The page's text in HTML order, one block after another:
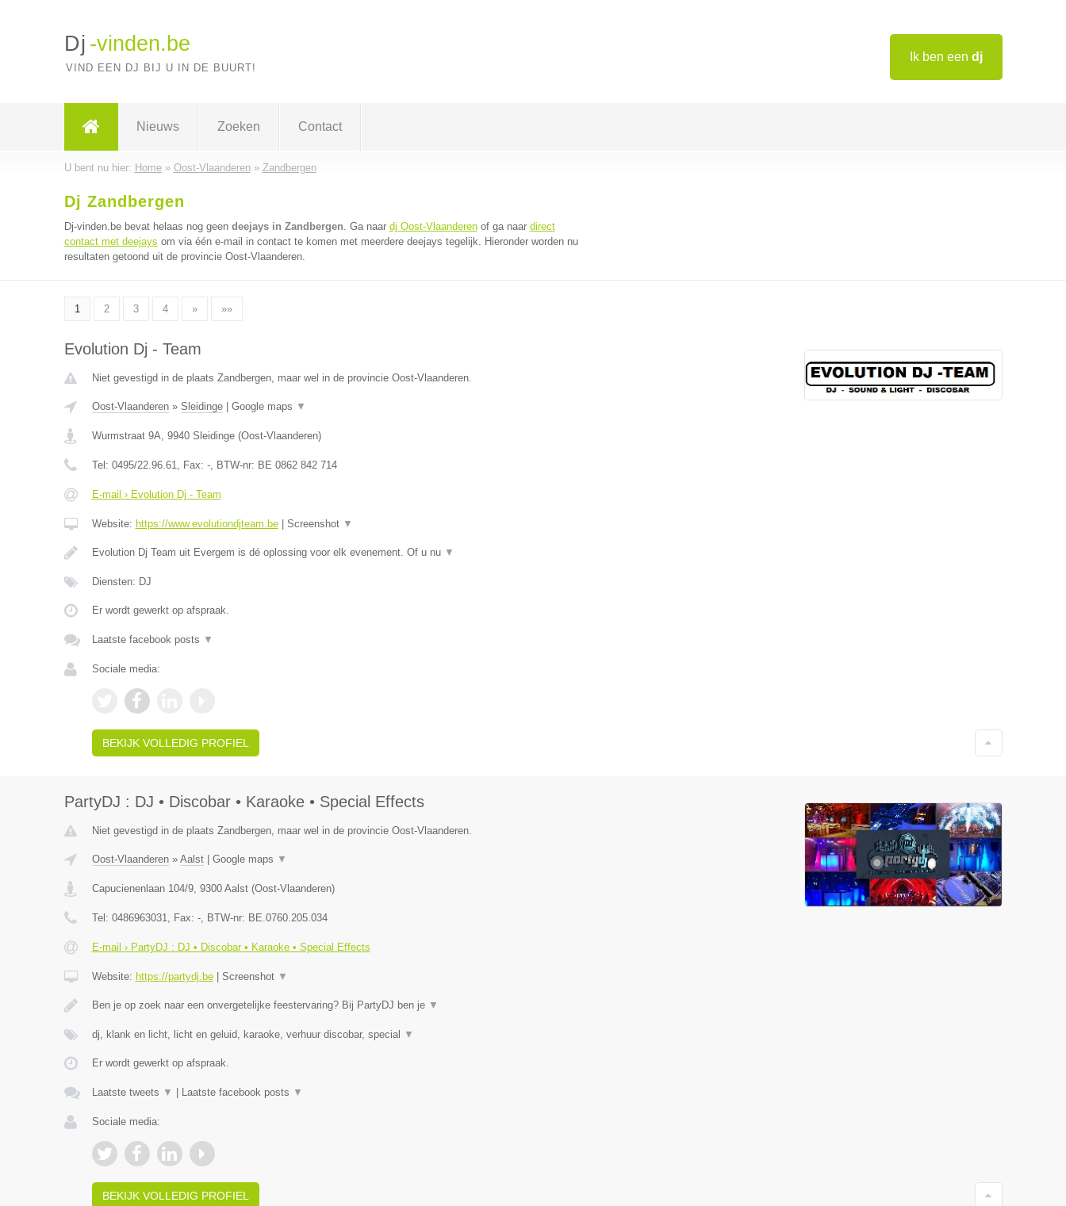
Ik ben een dj
Dj -vinden.be
VIND EEN DJ BIJ U IN DE BUURT!
Nieuws Zoeken Contact
U bent nu hier: Home» Oost-Vlaanderen» Zandbergen
Dj Zandbergen
Dj-vinden.be bevat helaas nog geen deejays in Zandbergen. Ga naar dj Oost-Vlaanderenof ga naar direct
contact met deejays om via één e-mail in contact te komen met meerdere deejays tegelijk. Hieronder worden nu
resultaten getoond uit de provincie Oost-Vlaanderen.
1 2 3 4 » »»
Evolution Dj - Team
Niet gevestigd in de plaats Zandbergen, maar wel in de provincie Oost-Vlaanderen.
Oost-Vlaanderen» Sleidinge| Google maps ▼
Wurmstraat 9A, 9940 Sleidinge(Oost-Vlaanderen)
Tel: 0495/22.96.61, Fax: -, BTW-nr: BE 0862 842 714
E-mail › Evolution Dj - Team
Website: https://www.evolutiondjteam.be| Screenshot ▼
Evolution Dj Team uit Evergem is dé oplossing voor elk evenement. Of u nu ▼
Diensten: DJ
Er wordt gewerkt op afspraak.
Laatste facebook posts ▼
Sociale media:
BEKIJK VOLLEDIG PROFIEL
PartyDJ : DJ • Discobar • Karaoke • Special Effects
Niet gevestigd in de plaats Zandbergen, maar wel in de provincie Oost-Vlaanderen.
Oost-Vlaanderen» Aalst| Google maps ▼
Capucienenlaan 104/9, 9300 Aalst(Oost-Vlaanderen)
Tel: 0486963031, Fax: -, BTW-nr: BE.0760.205.034
E-mail › PartyDJ : DJ • Discobar • Karaoke • Special Effects
Website: https://partydj.be| Screenshot ▼
Ben je op zoek naar een onvergetelijke feestervaring? Bij PartyDJ ben je ▼
dj, klank en licht, licht en geluid, karaoke, verhuur discobar, special ▼
Er wordt gewerkt op afspraak.
Laatste tweets ▼ Laatste facebook posts ▼
Sociale media:
BEKIJK VOLLEDIG PROFIEL